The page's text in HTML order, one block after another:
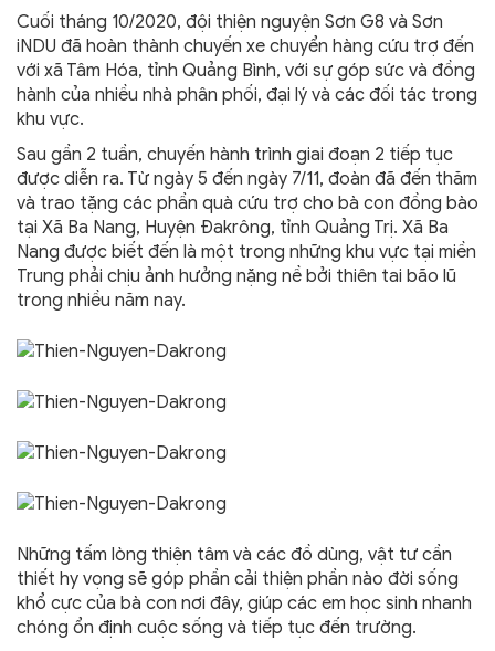
Cuối tháng 10/2020, đội thiện nguyện Sơn G8 và Sơn
iNDU đã hoàn thành chuyến xe chuyển hàng cứu trợ đến
với xã Tâm Hóa, tỉnh Quảng Bình, với sự góp sức và đồng
hành của nhiều nhà phân phối, đại lý và các đối tác trong
khu vực.
Sau gần 2 tuần, chuyến hành trình giai đoạn 2 tiếp tục
được diễn ra. Từ ngày 5 đến ngày 7/11, đoàn đã đến thăm
và trao tặng các phần quà cứu trợ cho bà con đồng bào
tại Xã Ba Nang, Huyện Đakrông, tỉnh Quảng Trị. Xã Ba
Nang được biết đến là một trong những khu vực tại miền
Trung phải chịu ảnh hưởng nặng nề bởi thiên tai bão lũ
trong nhiều năm nay.
Những tấm lòng thiện tâm và các đồ dùng, vật tư cần
thiết hy vọng sẽ góp phần cải thiện phần nào đời sống
khổ cực của bà con nơi đây, giúp các em học sinh nhanh
chóng ổn định cuộc sống và tiếp tục đến trường.